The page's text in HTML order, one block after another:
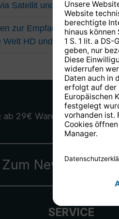
Satellit und Kabel
zur Empfangssituation der
Welt HD und Eurosport HD
ab 29€ Warenwert
Zum Newsletter
SERVICE